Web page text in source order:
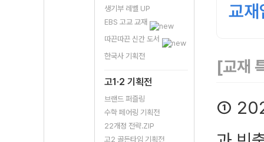
생기부 레벨 UP
EBS 고교 교재
따끈따끈 신간 도서
한국사 기획전
고1·2 기획전
브랜드 퍼즐링
수학 페어링 기획전
22개정 전략.ZIP
고2 골든타임 기획전
교
[교재
①